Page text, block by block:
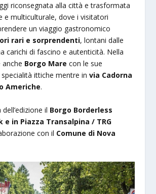
riconsegnata alla città e trasformata
e multiculturale, dove i visitatori
un viaggio gastronomico
rari e sorprendenti, lontani dalle
carichi di fascino e autenticità. Nella
anche Borgo Mare con le sue
ittiche mentre invia Cadorna
Americhe.
il Borgo Borderless
e in Piazza Transalpina / TRG
con il Comune di Nova